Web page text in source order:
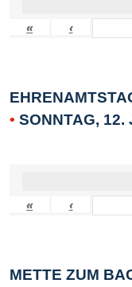
« ‹
• SONNTAG, 12.
« ‹
METTE ZUM